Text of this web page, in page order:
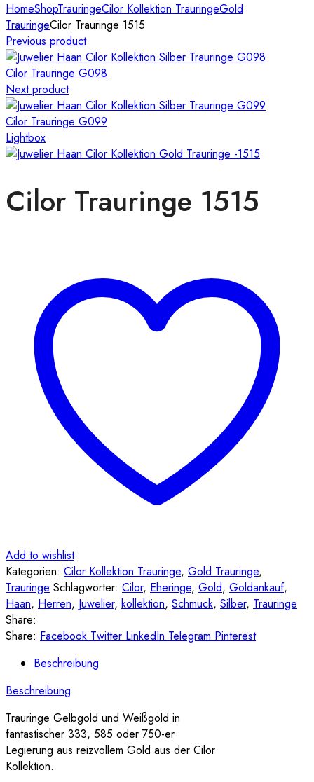
HomeShopTrauringeCilor Kollektion TrauringeGold
TrauringeCilor Trauringe 1515
Previous product
Cilor Trauringe G098
Next product
Cilor Trauringe G099
Lightbox
Cilor Trauringe 1515
Add to wishlist
Kategorien: Cilor Kollektion Trauringe, Gold Trauringe,
Trauringe Schlagwörter: Cilor, Eheringe, Gold, Goldankauf,
Haan, Herren, Juwelier, kollektion, Schmuck, Silber, Trauringe
Share:
Share: Facebook Twitter LinkedIn Telegram Pinterest
Beschreibung
Beschreibung
Trauringe Gelbgold und Weißgold in
fantastischer 333, 585 oder 750-er
Legierung aus reizvollem Gold aus der Cilor
Kollektion.